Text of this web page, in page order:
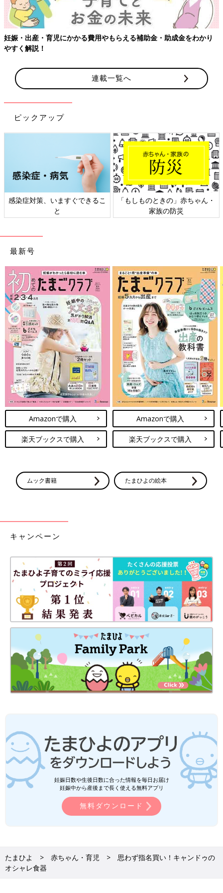
妊娠・出産・育児にかかる費用やもらえる補助金・助成金をわかり
やすく解説！
連載一覧へ
ピックアップ
感染症対策、いますぐできるこ
と
「もしものときの」赤ちゃん・
家族の防災
最新号
Amazonで購入
楽天ブックスで購入
Amazonで購入
楽天ブックスで購入
ムック書籍 たまひよの絵本
キャンペーン
妊娠日数や生後日数に合った情報を毎日お届け
妊娠中から産後まで長く使える無料アプリ
無料ダウンロード
たまひよ 赤ちゃん・育児
思わず指名買い！キャンドゥの
オシャレ食器